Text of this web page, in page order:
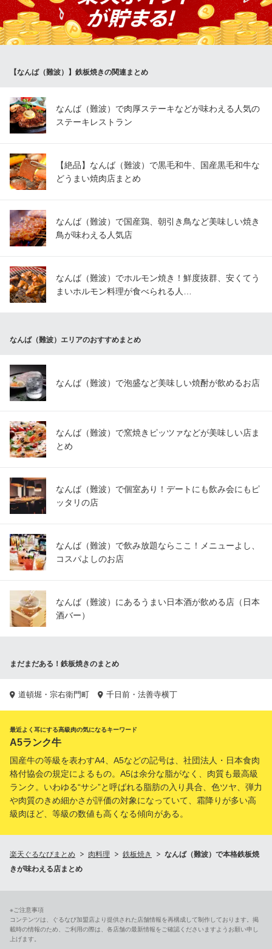
けます。プリプリの天然車海老・あわび・伊勢海老・さざえな
ど、35年の技で丁寧に焼き上げます。臨場感たっぷりの鉄板の妙
技を是非お愉しみください。
A5黒毛和牛を目の前で
大阪府大阪市中央区道頓堀2-1-7 サン道頓堀ビルB1
【なんば（難波）】鉄板焼きの関連まとめ
なんば（難波）で肉厚ステーキなどが味わえる人気の
ステーキレストラン
【絶品】なんば（難波）で黒毛和牛、国産黒毛和牛な
どうまい焼肉店まとめ
なんば（難波）で国産鶏、朝引き鳥など美味しい焼き
鳥が味わえる人気店
なんば（難波）でホルモン焼き！鮮度抜群、安くてう
まいホルモン料理が食べられる人…
なんば（難波）エリアのおすすめまとめ
なんば（難波）で泡盛など美味しい焼酎が飲めるお店
なんば（難波）で窯焼きピッツァなどが美味しい店ま
とめ
なんば（難波）で個室あり！デートにも飲み会にもピ
ッタリの店
なんば（難波）で飲み放題ならここ！メニューよし、
コスパよしのお店
なんば（難波）にあるうまい日本酒が飲める店（日本
酒バー）
まだまだある！鉄板焼きのまとめ
道頓堀・宗右衛門町 千日前・法善寺横丁
最近よく耳にする高級肉の気になるキーワード
A5ランク牛
国産牛の等級を表わすA4、A5などの記号は、社団法人・日本食肉
格付協会の規定によるもの。A5は余分な脂がなく、肉質も最高級
ランク。いわゆる“サシ”と呼ばれる脂肪の入り具合、色ツヤ、弾力
や肉質のきめ細かさが評価の対象になっていて、霜降りが多い高
級肉ほど、等級の数値も高くなる傾向がある。
楽天ぐるなびまとめ 肉料理 鉄板焼き
なんば（難波）で本格鉄板焼
きが味わえる店まとめ
※ご注意事項
コンテンツは、ぐるなび加盟店より提供された店舗情報を再構成して制作しております。掲
載時の情報のため、ご利用の際は、各店舗の最新情報をご確認くださいますようお願い申し
上げます。